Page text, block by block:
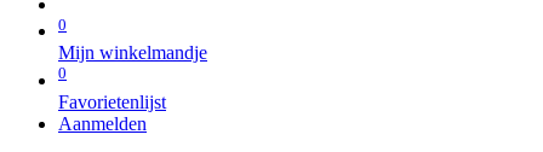
0
Mijn winkelmandje
0
Favorietenlijst
Aanmelden